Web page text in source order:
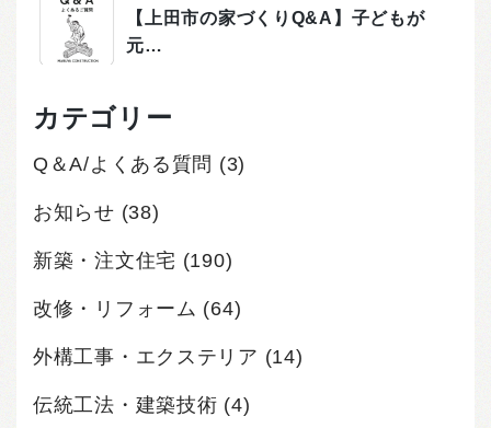
【上田市の家づくりQ&A】子どもが
元…
カテゴリー
Q＆A/よくある質問 (3)
お知らせ (38)
新築・注文住宅 (190)
改修・リフォーム (64)
外構工事・エクステリア (14)
伝統工法・建築技術 (4)